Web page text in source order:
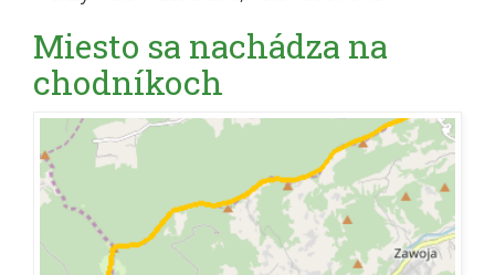
Miesto sa nachádza na
chodníkoch